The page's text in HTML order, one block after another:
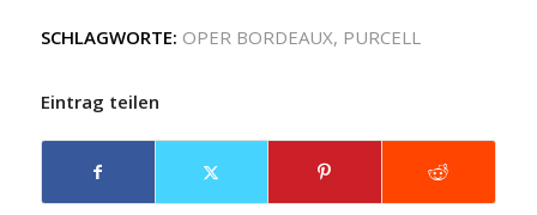
SCHLAGWORTE: OPER BORDEAUX, PURCELL
Eintrag teilen